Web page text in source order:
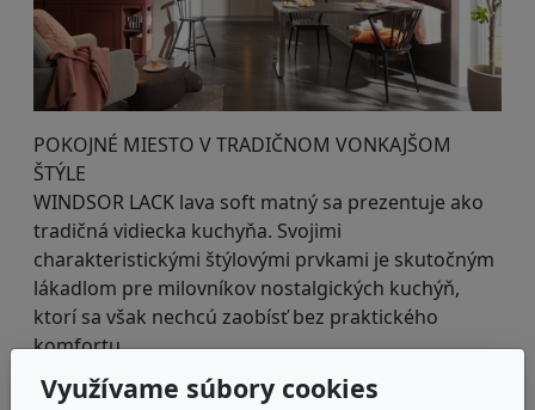
POKOJNÉ MIESTO V TRADIČNOM VONKAJŠOM
ŠTÝLE
WINDSOR LACK lava soft matný sa prezentuje ako
tradičná vidiecka kuchyňa. Svojimi
charakteristickými štýlovými prvkami je skutočným
lákadlom pre milovníkov nostalgických kuchýň,
ktorí sa však nechcú zaobísť bez praktického
komfortu.
DekoryWindsor
Využívame súbory cookies